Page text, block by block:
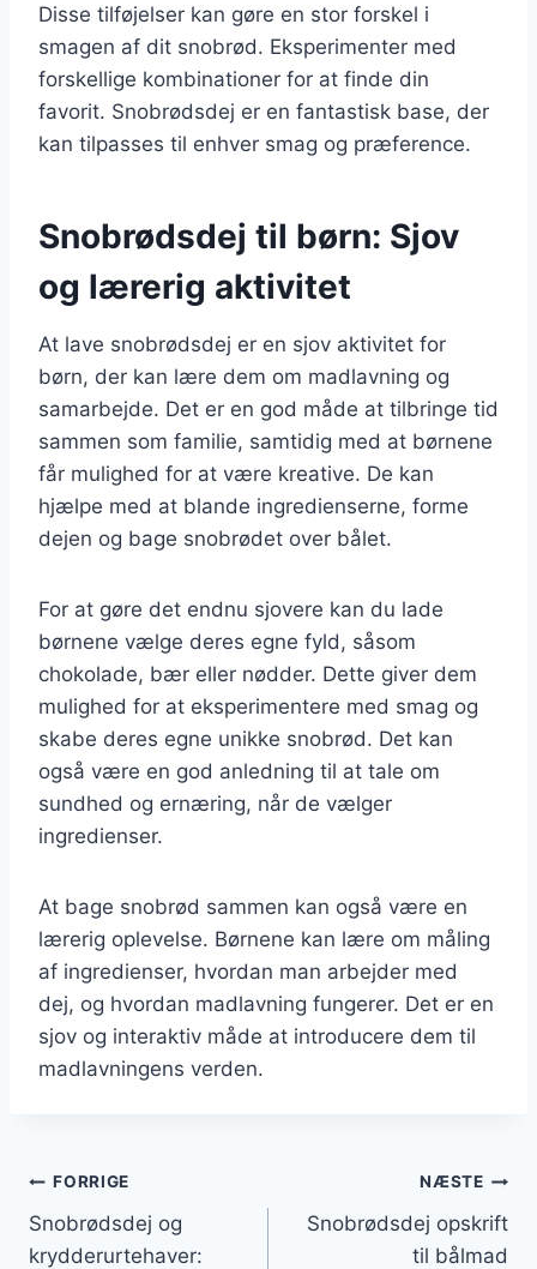
Disse tilføjelser kan gøre en stor forskel i
smagen af dit snobrød. Eksperimenter med
forskellige kombinationer for at finde din
favorit. Snobrødsdej er en fantastisk base, der
kan tilpasses til enhver smag og præference.
Snobrødsdej til børn: Sjov
og lærerig aktivitet
At lave snobrødsdej er en sjov aktivitet for
børn, der kan lære dem om madlavning og
samarbejde. Det er en god måde at tilbringe tid
sammen som familie, samtidig med at børnene
får mulighed for at være kreative. De kan
hjælpe med at blande ingredienserne, forme
dejen og bage snobrødet over bålet.
For at gøre det endnu sjovere kan du lade
børnene vælge deres egne fyld, såsom
chokolade, bær eller nødder. Dette giver dem
mulighed for at eksperimentere med smag og
skabe deres egne unikke snobrød. Det kan
også være en god anledning til at tale om
sundhed og ernæring, når de vælger
ingredienser.
At bage snobrød sammen kan også være en
lærerig oplevelse. Børnene kan lære om måling
af ingredienser, hvordan man arbejder med
dej, og hvordan madlavning fungerer. Det er en
sjov og interaktiv måde at introducere dem til
madlavningens verden.
Indlægsnavigation
FORRIGE
Snobrødsdej og
krydderurtehaver:
NÆSTE
Snobrødsdej opskrift
til bålmad